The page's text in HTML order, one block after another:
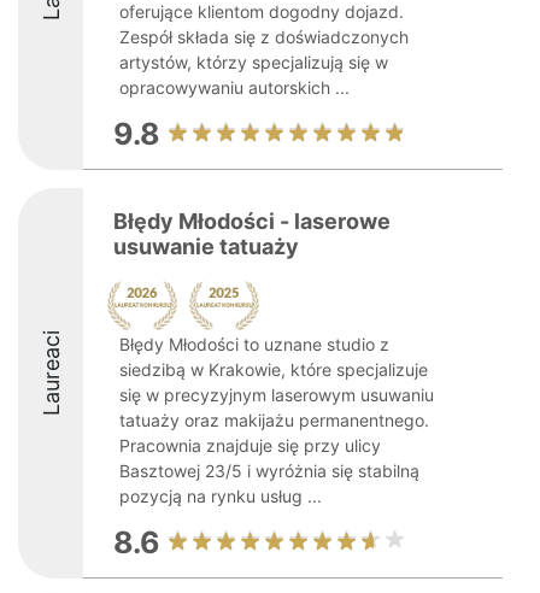
oferujące klientom dogodny dojazd.
Zespół składa się z doświadczonych
artystów, którzy specjalizują się w
opracowywaniu autorskich ...
9.8
Laureaci
Błędy Młodości - laserowe
usuwanie tatuaży
Błędy Młodości to uznane studio z
siedzibą w Krakowie, które specjalizuje
się w precyzyjnym laserowym usuwaniu
tatuaży oraz makijażu permanentnego.
Pracownia znajduje się przy ulicy
Basztowej 23/5 i wyróżnia się stabilną
pozycją na rynku usług ...
8.6